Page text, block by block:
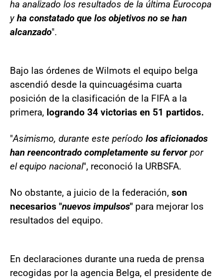
ha analizado los resultados de la última Eurocopa
yha constatado que los objetivos no se han
alcanzado".
Bajo las órdenes de Wilmots el equipo belga
ascendió desde la quincuagésima cuarta
posición de la clasificación de la FIFA a la
primera, logrando 34 victorias en 51 partidos.
"Asimismo, durante este período los aficionados
han reencontrado completamente su fervorpor
el equipo nacional", reconoció la URBSFA.
No obstante, a juicio de la federación, son
necesarios "nuevos impulsos" para mejorar los
resultados del equipo.
En declaraciones durante una rueda de prensa
recogidas por la agencia Belga, el presidente de